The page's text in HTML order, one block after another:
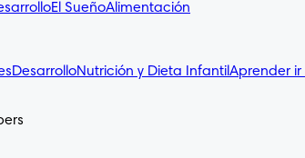
El SueñoAlimentación
DesarrolloNutrición y Dieta InfantilAprender